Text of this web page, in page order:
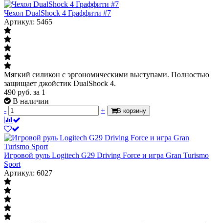
Чехол DualShock 4 Граффити #7
Артикул: 5465
Мягкий силикон с эргономическими выступами. Полностью
защищает джойстик DualShock 4.
490 руб. за 1
В наличии
-
+ В корзину
Игровой руль Logitech G29 Driving Force и игра Gran Turismo
Sport
Артикул: 6027